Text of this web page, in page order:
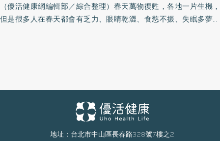
（優活健康網編輯部／綜合整理）春天萬物復甦，各地一片生機，
但是很多人在春天都會有乏力、眼睛乾澀、食慾不振、失眠多夢、
重。2010年春天，我在北京待了一段時間，其間，北京電視臺的一
位知名主持人多次來到康復中心調理身體，我親自為她看診。素顏
的她看起來愁眉不展，有很多心事似的，而且嘴唇乾乾的，完全不
地址：台北市中山區長春路328號7樓之2